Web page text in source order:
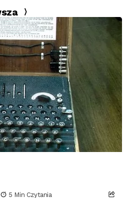
5 Min Czytania